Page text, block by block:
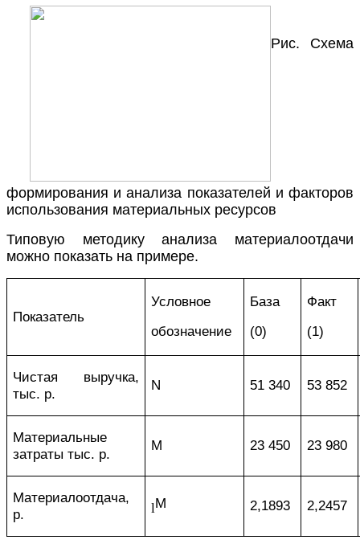
Рис. Схема
формирования и анализа показателей и факторов
использования материальных ресурсов
Типовую методику анализа материалоотдачи
можно показать на примере.
Показатель
Условное
обозначение
База
(0)
Факт
(1)
Чистая выручка,
тыс. р.
N 51 340 53 852
Материальные
затраты тыс. р.
M 23 450 23 980
Материалоотдача,
р.
lM 2,1893 2,2457